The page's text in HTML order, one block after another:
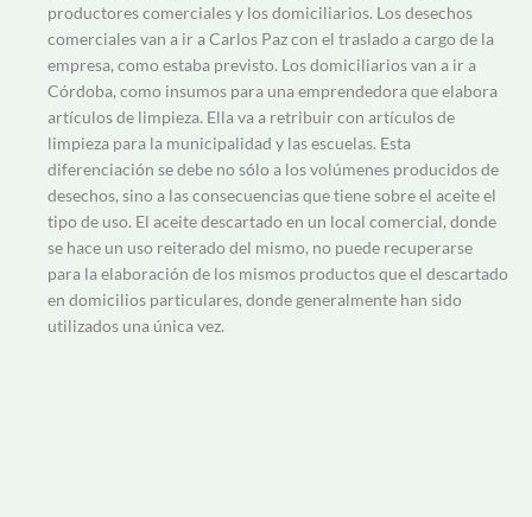
productores comerciales y los domiciliarios. Los desechos
comerciales van a ir a Carlos Paz con el traslado a cargo de la
empresa, como estaba previsto. Los domiciliarios van a ir a
Córdoba, como insumos para una emprendedora que elabora
artículos de limpieza. Ella va a retribuir con artículos de
limpieza para la municipalidad y las escuelas. Esta
diferenciación se debe no sólo a los volúmenes producidos de
desechos, sino a las consecuencias que tiene sobre el aceite el
tipo de uso. El aceite descartado en un local comercial, donde
se hace un uso reiterado del mismo, no puede recuperarse
para la elaboración de los mismos productos que el descartado
en domicilios particulares, donde generalmente han sido
utilizados una única vez.